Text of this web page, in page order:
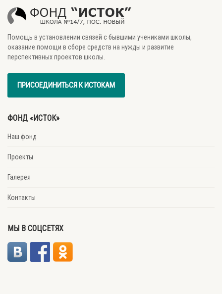
Помощь в установлении связей с бывшими учениками школы,
оказание помощи в сборе средств на нужды и развитие
перспективных проектов школы.
ПРИСОЕДИНИТЬСЯ К ИСТОКАМ
ФОНД «ИСТОК»
Наш фонд
Проекты
Галерея
Контакты
МЫ В СОЦСЕТЯХ